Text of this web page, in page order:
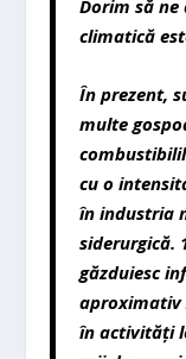
Dorim să ne
climatică
În prezent,
multe
cu o
în industria
siderurgică.
găzduiesc
aproximativ
în activități